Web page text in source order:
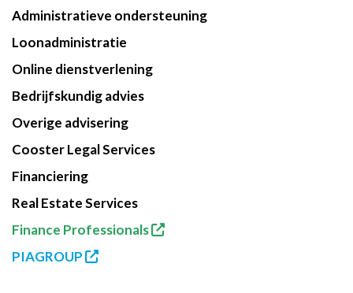
Administratieve ondersteuning
Loonadministratie
Online dienstverlening
Bedrijfskundig advies
Overige advisering
Cooster Legal Services
Financiering
Real Estate Services
Finance Professionals
PIAGROUP